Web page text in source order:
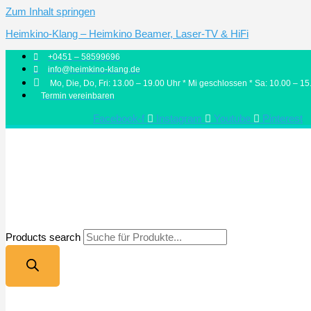
Zum Inhalt springen
Heimkino-Klang – Heimkino Beamer, Laser-TV & HiFi
+0451 – 58599696
info@heimkino-klang.de
Mo, Die, Do, Fri: 13.00 – 19.00 Uhr * Mi geschlossen * Sa: 10.00 –
Termin vereinbaren
Facebook-f Instagram Youtube Pinterest
Products search